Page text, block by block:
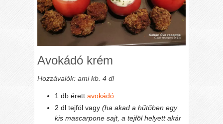
Avokádó krém
Hozzávalók: ami kb. 4 dl
1 db érettavokádó
2 dl tejföl vagy(ha akad a hűtőben egy
kis mascarpone sajt, a tejföl helyett akár